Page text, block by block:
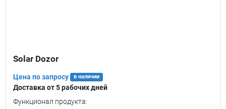
Solar Dozor
Цена по запросу в наличии
Доставка от 5 рабочих дней
Функционал продукта: